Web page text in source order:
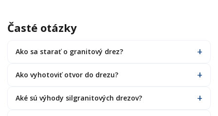
Časté otázky
Ako sa starať o granitový drez?
Ako vyhotoviť otvor do drezu?
Aké sú výhody silgranitových drezov?